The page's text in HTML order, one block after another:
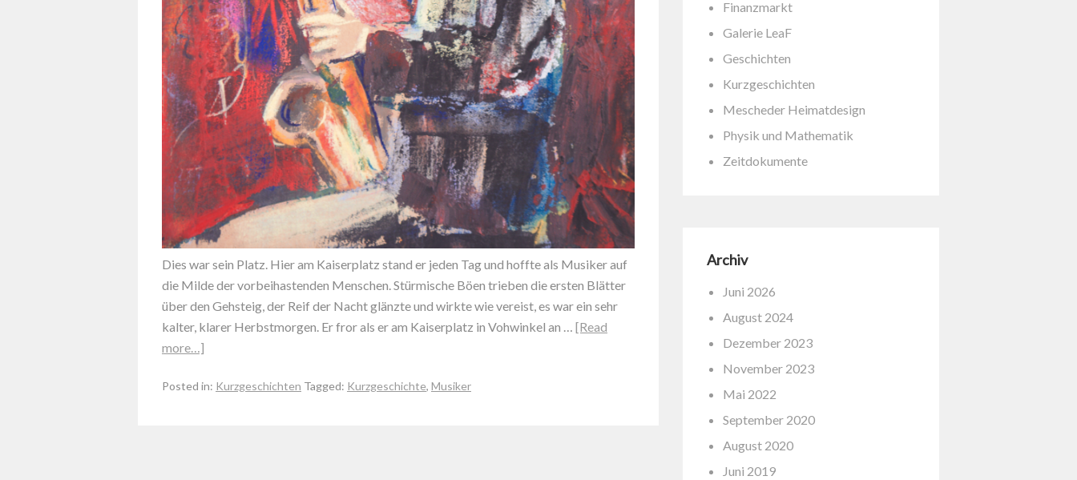
Dies war sein Platz. Hier am Kaiserplatz stand er jeden Tag und hoffte als Musiker auf
die Milde der vorbeihastenden Menschen. Stürmische Böen trieben die ersten Blätter
über den Gehsteig, der Reif der Nacht glänzte und wirkte wie vereist, es war ein sehr
kalter, klarer Herbstmorgen. Er fror als er am Kaiserplatz in Vohwinkel an … [Read
more…]
Posted in: Kurzgeschichten Tagged: Kurzgeschichte, Musiker
Finanzmarkt
Galerie LeaF
Geschichten
Kurzgeschichten
Mescheder Heimatdesign
Physik und Mathematik
Zeitdokumente
Archiv
Juni 2026
August 2024
Dezember 2023
November 2023
Mai 2022
September 2020
August 2020
Juni 2019